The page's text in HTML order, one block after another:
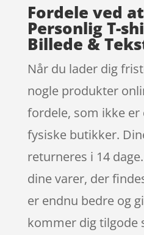
Fordele ved
Personlig T-
Billede &
Når du lader dig
nogle produkter
fordele, som ikke er
fysiske butikker.
returneres i 14
dine varer, der
er endnu bedre og
kommer dig tilgode